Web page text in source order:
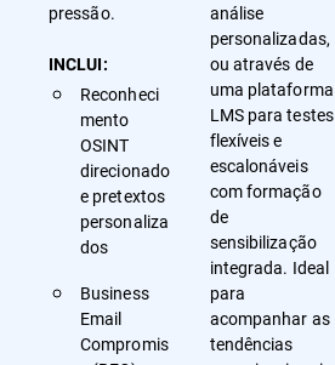
pressão.
INCLUI:
Reconheci
mento
OSINT
direcionado
e pretextos
personaliza
dos
Business
Email
Compromis
análise
personalizadas,
ou através de
uma plataforma
LMS para testes
flexíveis e
escalonáveis
com formação
de
sensibilização
integrada. Ideal
para
acompanhar as
tendências